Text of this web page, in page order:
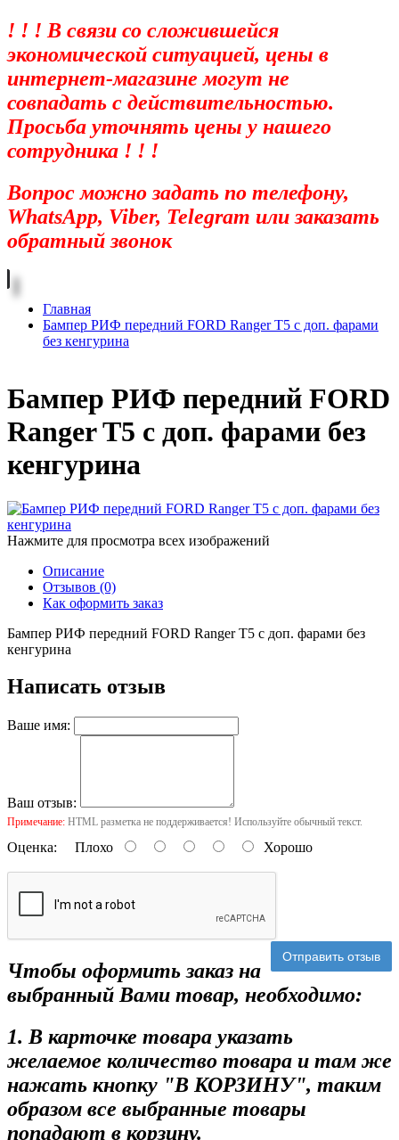
! ! ! В связи со сложившейся
экономической ситуацией, цены в
интернет-магазине могут не
совпадать с действительностью.
Просьба уточнять цены у нашего
сотрудника ! ! !
Вопрос можно задать по телефону,
WhatsApp, Viber, Telegram или заказать
обратный звонок
Главная
Бампер РИФ передний FORD Ranger T5 с доп. фарами
без кенгурина
Бампер РИФ передний FORD
Ranger T5 с доп. фарами без
кенгурина
Нажмите для просмотра всех изображений
Описание
Отзывов (0)
Как оформить заказ
Бампер РИФ передний FORD Ranger T5 с доп. фарами без
кенгурина
Написать отзыв
Ваше имя:
Ваш отзыв:
Примечание: HTML разметка не поддерживается! Используйте обычный текст.
Оценка: Плохо Хорошо
Отправить отзыв
Чтобы оформить заказ на
выбранный Вами товар, необходимо:
1. В карточке товара указать
желаемое количество товара и там же
нажать кнопку "В КОРЗИНУ", таким
образом все выбранные товары
попадают в корзину.